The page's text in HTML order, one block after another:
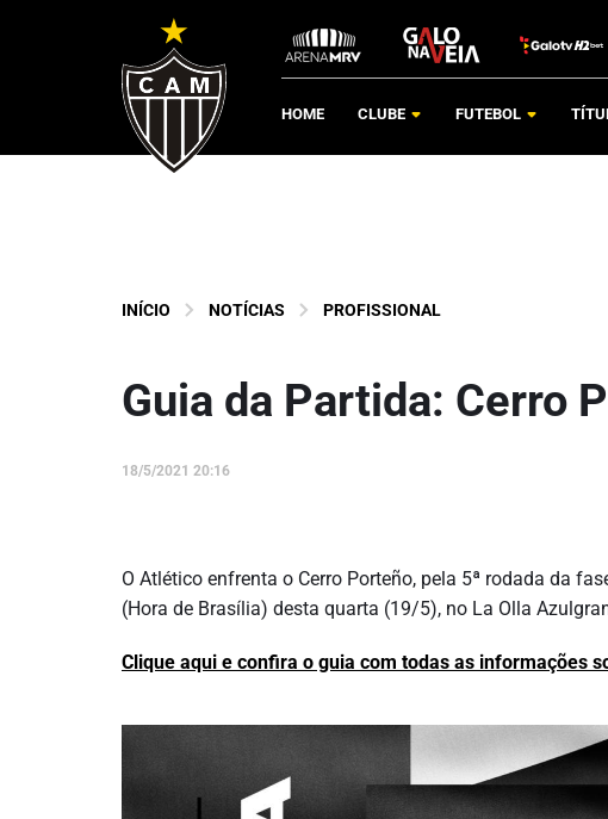
HOME CLUBE FUTEBOL
INÍCIO NOTÍCIAS PROFISSIONAL
Guia da Partida: Cerro
18/5/2021 20:16
O Atlético enfrenta o Cerro Porteño, pela 5ª rodada da
(Hora de Brasília) desta quarta (19/5), no La Olla
Clique aqui e confira o guia com todas as informações